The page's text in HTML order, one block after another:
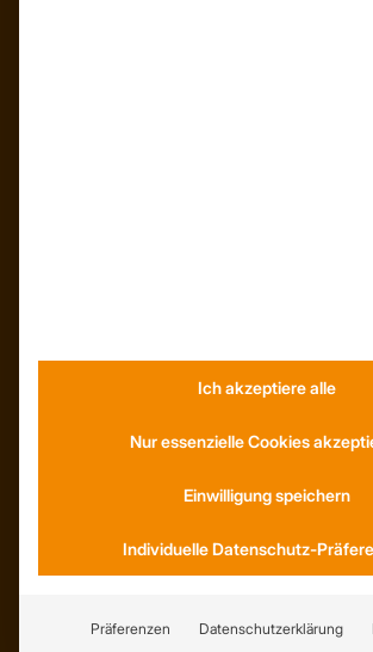
Ich akzeptiere alle
Nur essenzielle Cookies
Einwilligung speichern
Individuelle Datenschutz-
Präferenzen Datenschutzerklärung